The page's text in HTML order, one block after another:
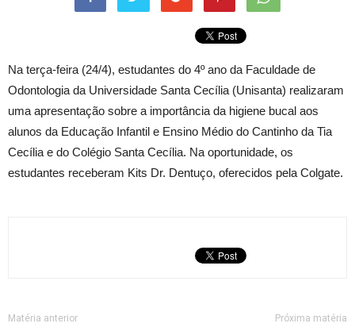
Na terça-feira (24/4), estudantes do 4º ano da Faculdade de
Odontologia da Universidade Santa Cecília (Unisanta) realizaram
uma apresentação sobre a importância da higiene bucal aos
alunos da Educação Infantil e Ensino Médio do Cantinho da Tia
Cecília e do Colégio Santa Cecília. Na oportunidade, os
estudantes receberam Kits Dr. Dentuço, oferecidos pela Colgate.
Matéria anterior Próxima matéria